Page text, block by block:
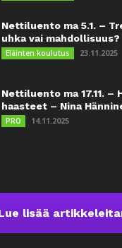
Nettiluento ma 5.1. –
uhka vai mahdollisuus?
Eläinten koulutus 23.11.2025
Nettiluento ma 17.11. –
haasteet – Nina
PRO 14.11.2025
lisää